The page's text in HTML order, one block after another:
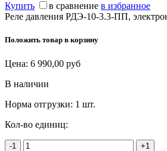
Купить в сравнение в избранное
Реле давления РДЭ-10-3.3-ПП,
Положить товар в корзину
Цена: 6 990,00 руб
В наличии
Норма отгрузки: 1 шт.
Кол-во единиц:
-1 +1